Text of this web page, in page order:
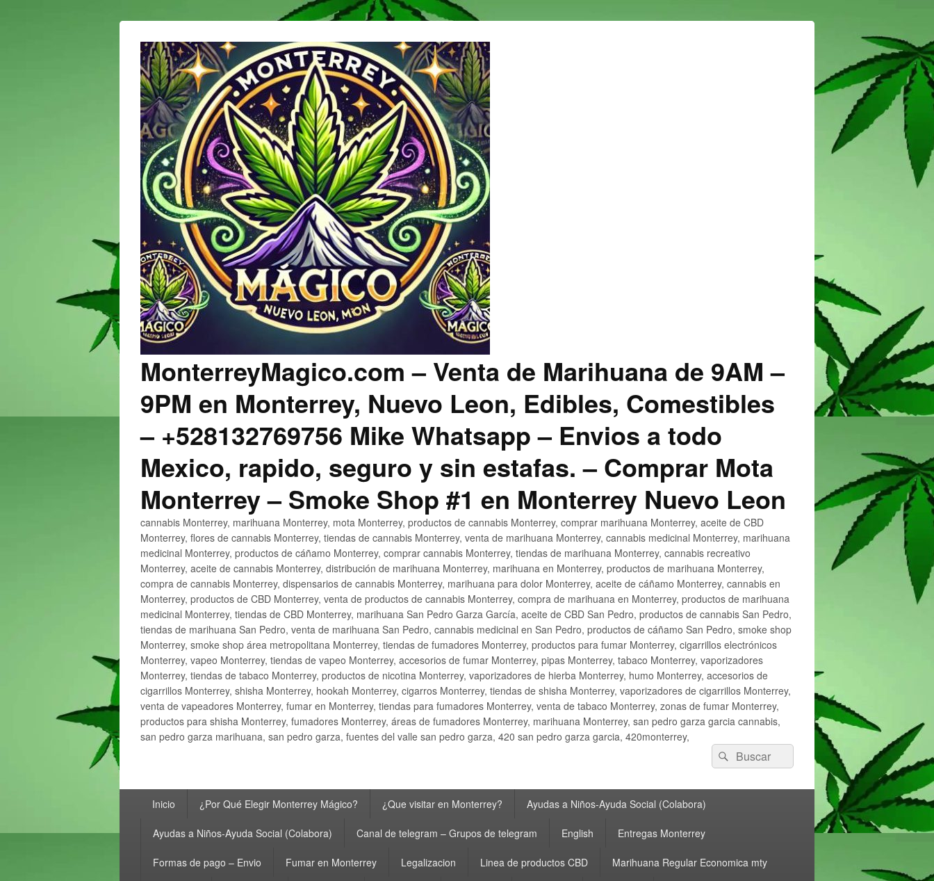
MonterreyMagico.com – Venta de Marihuana de 9AM –
9PM en Monterrey, Nuevo Leon, Edibles, Comestibles
– +528132769756 Mike Whatsapp – Envios a todo
Mexico, rapido, seguro y sin estafas. – Comprar Mota
Monterrey – Smoke Shop #1 en Monterrey Nuevo Leon
cannabis Monterrey, marihuana Monterrey, mota Monterrey, productos de cannabis Monterrey, comprar marihuana Monterrey, aceite de CBD
Monterrey, flores de cannabis Monterrey, tiendas de cannabis Monterrey, venta de marihuana Monterrey, cannabis medicinal Monterrey, marihuana
medicinal Monterrey, productos de cáñamo Monterrey, comprar cannabis Monterrey, tiendas de marihuana Monterrey, cannabis recreativo
Monterrey, aceite de cannabis Monterrey, distribución de marihuana Monterrey, marihuana en Monterrey, productos de marihuana Monterrey,
compra de cannabis Monterrey, dispensarios de cannabis Monterrey, marihuana para dolor Monterrey, aceite de cáñamo Monterrey, cannabis en
Monterrey, productos de CBD Monterrey, venta de productos de cannabis Monterrey, compra de marihuana en Monterrey, productos de marihuana
medicinal Monterrey, tiendas de CBD Monterrey, marihuana San Pedro Garza García, aceite de CBD San Pedro, productos de cannabis San Pedro,
tiendas de marihuana San Pedro, venta de marihuana San Pedro, cannabis medicinal en San Pedro, productos de cáñamo San Pedro, smoke shop
Monterrey, smoke shop área metropolitana Monterrey, tiendas de fumadores Monterrey, productos para fumar Monterrey, cigarrillos electrónicos
Monterrey, vapeo Monterrey, tiendas de vapeo Monterrey, accesorios de fumar Monterrey, pipas Monterrey, tabaco Monterrey, vaporizadores
Monterrey, tiendas de tabaco Monterrey, productos de nicotina Monterrey, vaporizadores de hierba Monterrey, humo Monterrey, accesorios de
cigarrillos Monterrey, shisha Monterrey, hookah Monterrey, cigarros Monterrey, tiendas de shisha Monterrey, vaporizadores de cigarrillos Monterrey,
venta de vapeadores Monterrey, fumar en Monterrey, tiendas para fumadores Monterrey, venta de tabaco Monterrey, zonas de fumar Monterrey,
productos para shisha Monterrey, fumadores Monterrey, áreas de fumadores Monterrey, marihuana Monterrey, san pedro garza garcia cannabis,
san pedro garza marihuana, san pedro garza, fuentes del valle san pedro garza, 420 san pedro garza garcia, 420monterrey,
Buscar
por:
Buscar
principalInicio ¿Por Qué Elegir Monterrey Mágico? ¿Que visitar en Monterrey? Ayudas a Niños-Ayuda Social (Colabora)
Ayudas a Niños-Ayuda Social (Colabora) Canal de telegram – Grupos de telegram English Entregas Monterrey
Formas de pago – Envio Fumar en Monterrey Legalizacion Linea de productos CBD Marihuana Regular Economica mty